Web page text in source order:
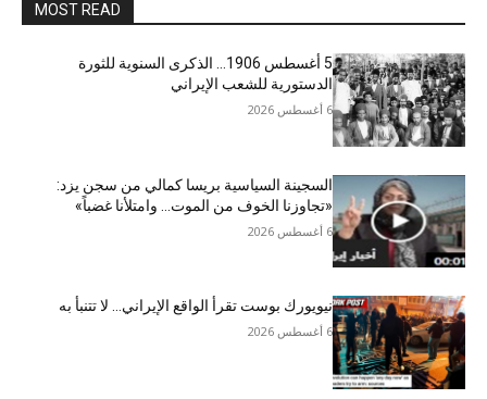
MOST READ
5 أغسطس 1906… الذكرى السنوية للثورة
الدستورية للشعب الإيراني
6 أغسطس 2026
السجينة السياسية بريسا كمالي من سجن يزد:
«تجاوزنا الخوف من الموت… وامتلأنا غضباً»
6 أغسطس 2026
نيويورك بوست تقرأ الواقع الإيراني… لا تتنبأ به
6 أغسطس 2026